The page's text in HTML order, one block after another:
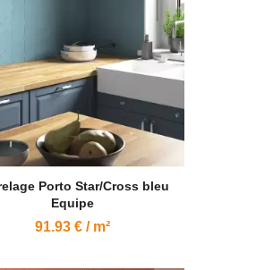
Porto Star/Cross bleu
Equipe
91.93 € / m²